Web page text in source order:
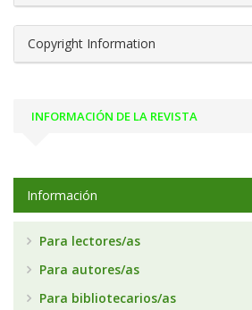
Copyright Information
INFORMACIÓN DE LA REVISTA
Información
Para lectores/as
Para autores/as
Para bibliotecarios/as